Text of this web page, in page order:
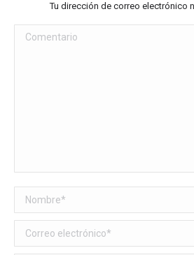
Tu dirección de correo electrónico
Comentario
Nombre *
Correo electrónico *